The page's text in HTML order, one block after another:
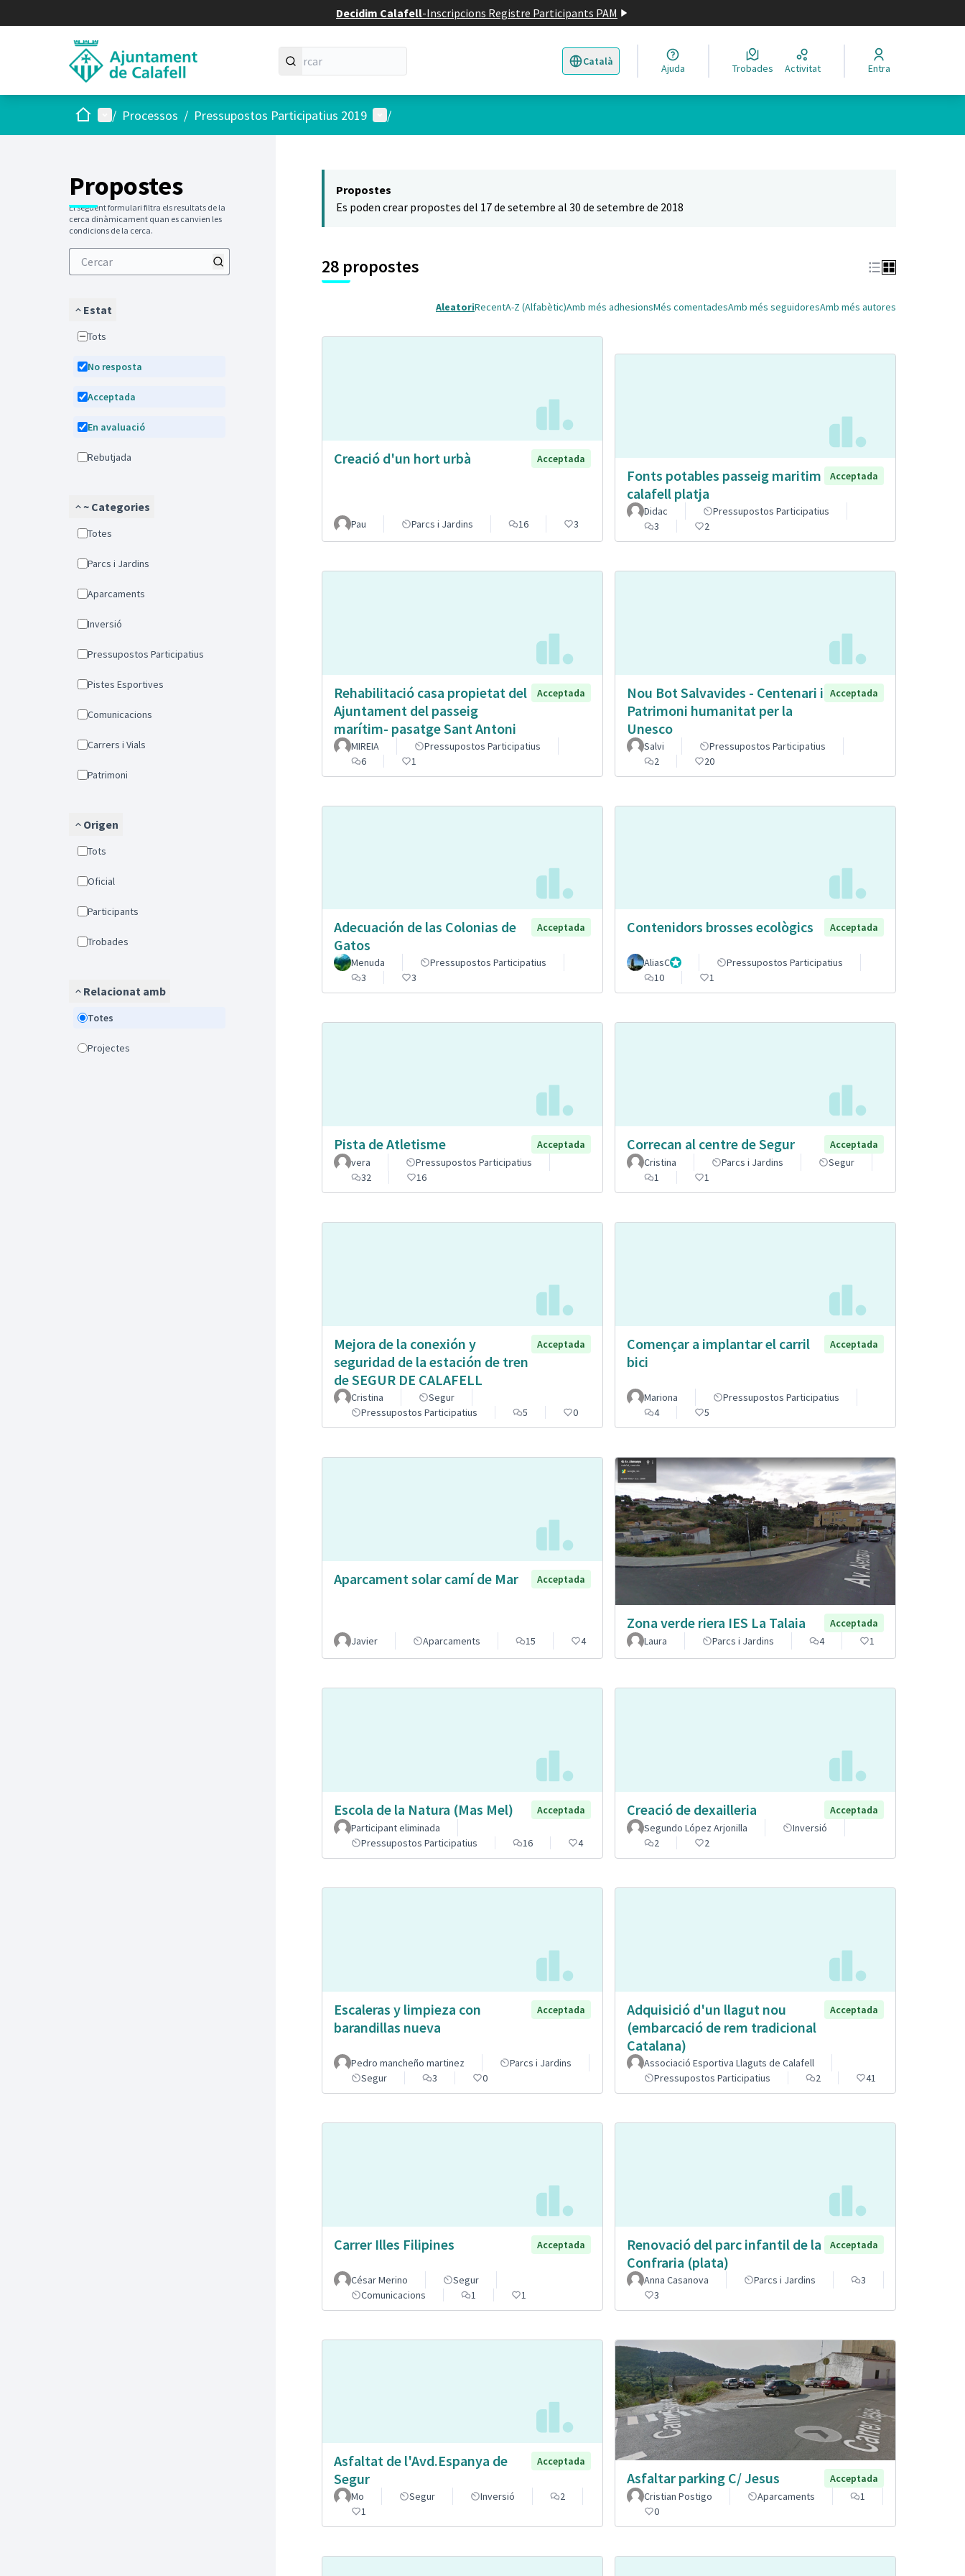
Decidim Calafell-Inscripcions Registre Participants PAM
Català
Triar la llengua Elegir el idioma
Ajuda Trobades Activitat Entra
Inici Menú principal
/ Processos / Pressupostos Participatius 2019 Menú d'usuari
/
Propostes
El següent formulari filtra els resultats de la
cerca dinàmicament quan es canvien les
condicions de la cerca.
Estat
Tots
No resposta
Acceptada
En avaluació
Rebutjada
~ Categories
Totes
Parcs i Jardins
Aparcaments
Inversió
Pressupostos Participatius
Pistes Esportives
Comunicacions
Carrers i Vials
Patrimoni
Origen
Tots
Oficial
Participants
Trobades
Relacionat amb
Totes
Projectes
Propostes
Es poden crear propostes del 17 de setembre al 30 de setembre de 2018
28 propostes
AleatoriRecentA-Z (Alfabètic)Amb més adhesionsMés comentadesAmb més seguidoresAmb més autores
Creació d'un hort urbà Acceptada
Pau Parcs i Jardins 16 3
Fonts potables passeig maritim
calafell platja
Acceptada
Didac
Pressupostos Participatius
3
2
Rehabilitació casa propietat del
Ajuntament del passeig
marítim- pasatge Sant Antoni
Acceptada
MIREIA
Pressupostos Participatius
6
1
Nou Bot Salvavides - Centenari i
Patrimoni humanitat per la
Unesco
Acceptada
Salvi
Pressupostos Participatius
2
20
Adecuación de las Colonias de
Gatos
Acceptada
Menuda
Pressupostos Participatius
3
3
Contenidors brosses ecològics Acceptada
AliasCGestor
Pressupostos Participatius
10
1
Pista de Atletisme
Acceptada
vera
Pressupostos Participatius
32
16
Correcan al centre de Segur
Acceptada
Cristina
Parcs i Jardins
Segur
1
1
Mejora de la conexión y
seguridad de la estación de tren
de SEGUR DE CALAFELL
Acceptada
Cristina
Segur
Pressupostos Participatius
5 0
Començar a implantar el carril
bici
Acceptada
Mariona
Pressupostos Participatius
4
5
Aparcament solar camí de Mar Acceptada
Javier Aparcaments 15 4
Zona verde riera IES La Talaia
Acceptada
Laura
Parcs i Jardins 4 1
Escola de la Natura (Mas Mel)
Acceptada
Participant eliminada
Pressupostos Participatius
16 4
Creació de dexailleria
Acceptada
Segundo López Arjonilla
Inversió
2
2
Escaleras y limpieza con
barandillas nueva
Acceptada
Pedro mancheño martinez
Parcs i Jardins
Segur
3 0
Adquisició d'un llagut nou
(embarcació de rem tradicional
Catalana)
Acceptada
Associació Esportiva Llaguts de Calafell
Pressupostos Participatius
2 41
Carrer Illes Filipines Acceptada
César Merino
Segur
Comunicacions
1 1
Renovació del parc infantil de la
Confraria (plata)
Acceptada
Anna Casanova Parcs i Jardins
3
3
Asfaltat de l'Avd.Espanya de
Segur
Acceptada
Mo Segur Inversió
2
1
Asfaltar parking C/ Jesus
Acceptada
Cristian Postigo
Aparcaments
1
0